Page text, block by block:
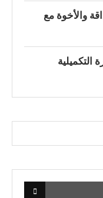
والأخوة مع
التكميلية